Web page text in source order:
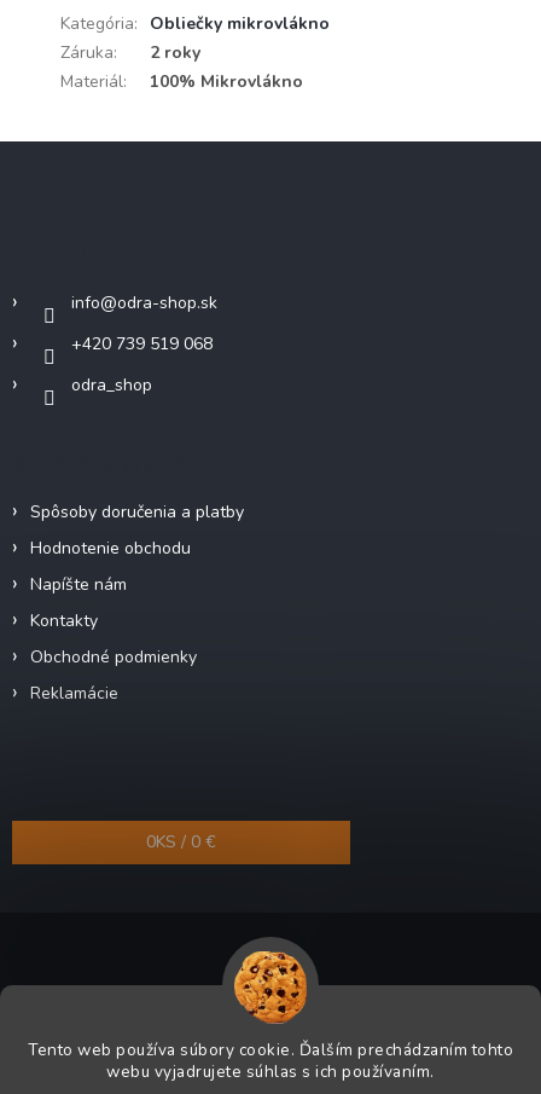
Tento web používa súbory cookie. Ďalším prechádzaním tohto
webu vyjadrujete súhlas s ich používaním.
Kategória:
Obliečky mikrovlákno
Záruka:
2 roky
Materiál: 100% Mikrovlákno
info@odra-shop.sk
+420 739 519 068
odra_shop
Spôsoby doručenia a platby
Hodnotenie obchodu
Napíšte nám
Kontakty
Obchodné podmienky
Reklamácie
0KS / 0 €
Odra-shop.sk. Všetky práva vyhradené.
Grafický návrh vytvoril a na Shoptet implementoval Tomáš Hlad&
Shoptetak.cz.